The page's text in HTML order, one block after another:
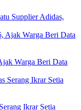
Supplier Adidas,
Warga Beri Data
Ikrar Setia